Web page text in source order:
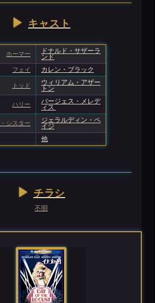
キャスト
ホーマー
ドナルド・サザーラ
ンド
フェイ カレン・ブラック
トッド
ウィリアム・アザー
トン
ハリー
バージェス・メレデ
ィス
シスター
ジェラルディン・ペ
イジ
他
チラシ
不明